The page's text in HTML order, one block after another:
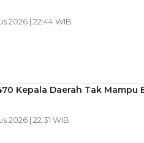
2026 | 22:44 WIB
Kepala Daerah Tak Mampu
2026 | 22:31 WIB